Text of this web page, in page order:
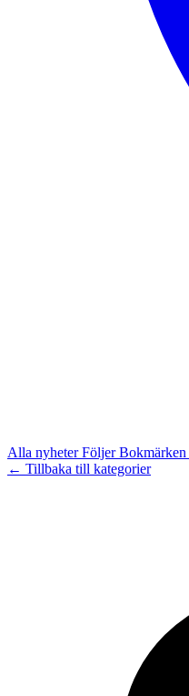
Alla nyheterFöljerBokmärken
← Tillbaka till kategorier